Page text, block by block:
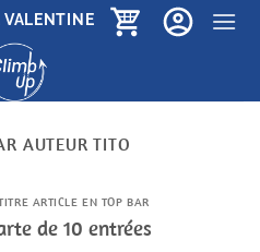
AUTEURTITO
ARTICLE EN TOP BAR
de 10 entrées